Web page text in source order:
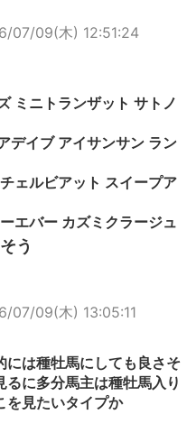
07/09(木) 12:51:24
ミニトランザット サトノ
デイブ アイサンサン ラン
ェルビアット スイープア
エバー カズミクラージュ
う
07/09(木) 13:05:11
には種牡馬にしても良さそ
に多分馬主は種牡馬入り
を見たいタイプか